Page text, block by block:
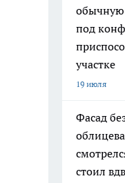
под
участке
19 июля
Фасад
стоил